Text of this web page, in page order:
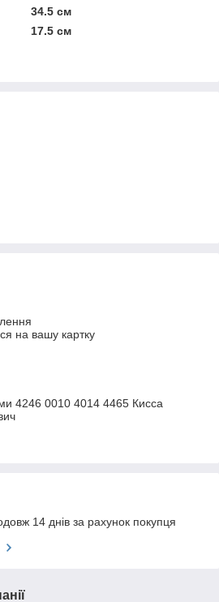
34.5 см
17.5 см
на вашу картку
4246 0010 4014 4465 Кисса
14 днів за рахунок покупця